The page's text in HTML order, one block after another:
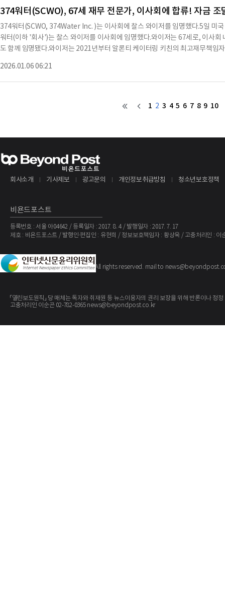
다. "Gerry는 항공우주 및 방위 성장 기회에 계속 집중하는 데 있어 귀중한 관
es는 "엔LIGHT의 이사회에 합류하게 되어 기쁘고, Scott 및 더 넓은 리더십 팀
는 데 도움을 주고 싶다"고 말했다.Haines는 항공우주 및 방위, 고급 제조, 첨단
20년 이상의 리더십 경험을 가진 숙련된 C-suite 임원이다. 그는 재무, 회계, 기
관리 등 다양한 기능에서 경영진 리더십을 제공했으며, 경력 전반에 걸쳐 CEO
374워터(SCWO), 67세 재무 전문가, 이사회에 합류! 자금 조
374워터(SCWO, 374Water Inc. )는 이사회에 찰스 와이저를 임명했다.5일 미
워터(이하 '회사')는 찰스 와이저를 이사회에 임명했다.와이저는 67세로, 이사
도 함께 임명됐다.와이저는 2021년부터 알론티 케이터링 키친의 최고재무책임
하며 전 세계 다양한 기업에 회계 및 컨설팅 서비스를 제공했다.2018년 9월부
고재무책임자로 활동했으며, 그 이전에는 2014년 7월부터 2018년 9월까지 아
재무/회계 MBA와 일반 경영학 학사 학위를 취득했다.비상근 이사로서 와이저
이사로서 이러한 노력을 계속할 계획이다.와이저는 잠재적 자금 조달 기회에 투
초과할 것이다.위의 계약 및 잠재적 자금 조달 기회를 제외하고, 와이저와 사람
해관계는 없다.또한, 와이저 또는 그의 직계 가족이 직접적 또는 간접적으로 중요
2026.01.06 06:21
1 2 3 4 5 6 7 8 9 10
회사소개 기사제보 광고문의 개인정보취급방침 청소년보호정책
비욘드포스트
등록번호 : 서울 아04642 / 등록일자 : 2017. 8. 4 / 발행일자 : 2017. 7. 17
제호 : 비욘드포스트 / 발행인·편집인 : 유현희 / 정보보호책임자 : 황상욱 / 고충처리인 : 이
Copyright ©The BeyondPost. All rights reserved. mail to
「열린보도원칙」 당 매체는 독자와 취재원 등 뉴스이용자의 권리 보장을 위해 반론이나
고충처리인 이순곤 02-782-0365 news@beyondpost.co.kr